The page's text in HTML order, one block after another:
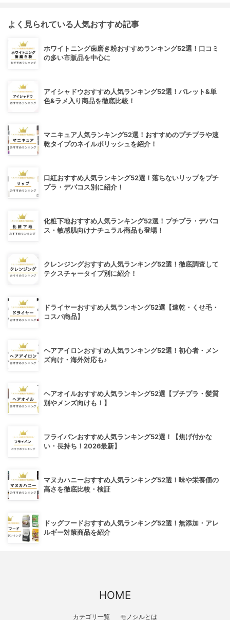
よく見られている人気おすすめ記事
ホワイトニング歯磨き粉おすすめランキング52選！口コミ
の多い市販品を中心に
アイシャドウおすすめ人気ランキング52選！パレット&単
色&ラメ入り商品を徹底比較！
マニキュア人気ランキング52選！おすすめのプチプラや速
乾タイプのネイルポリッシュを紹介！
口紅おすすめ人気ランキング52選！落ちないリップをプチ
プラ・デパコス別に紹介！
化粧下地おすすめ人気ランキング52選！プチプラ・デパコ
ス・敏感肌向けナチュラル商品も登場！
クレンジングおすすめ人気ランキング52選！徹底調査して
テクスチャータイプ別に紹介！
ドライヤーおすすめ人気ランキング52選【速乾・くせ毛・
コスパ商品】
ヘアアイロンおすすめ人気ランキング52選！初心者・メン
ズ向け・海外対応も♪
ヘアオイルおすすめ人気ランキング52選【プチプラ・髪質
別やメンズ向けも！】
フライパンおすすめ人気ランキング52選！【焦げ付かな
い・長持ち！2026最新】
マヌカハニーおすすめ人気ランキング52選！味や栄養価の
高さを徹底比較・検証
ドッグフードおすすめ人気ランキング52選！無添加・アレ
ルギー対策商品を紹介
HOME
カテゴリ一覧 モノシルとは